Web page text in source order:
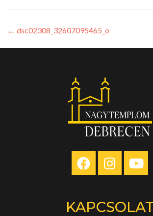
← dsc02308_32607095465_o